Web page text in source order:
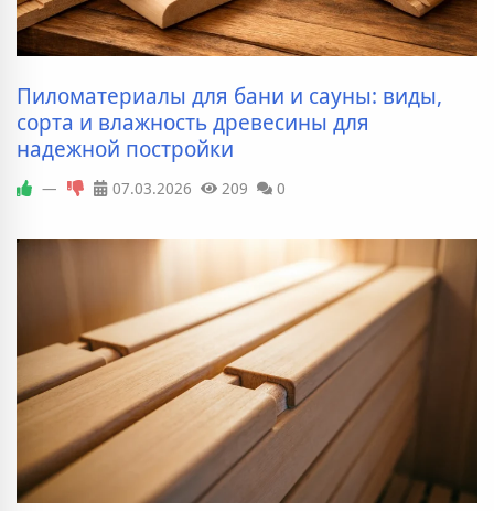
Пиломатериалы для бани и сауны: виды,
сорта и влажность древесины для
надежной постройки
— 07.03.2026 209 0